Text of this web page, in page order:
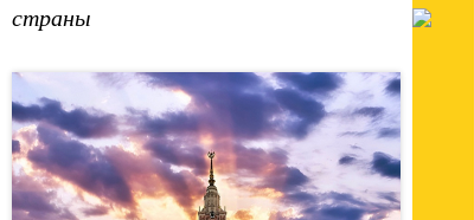
страны